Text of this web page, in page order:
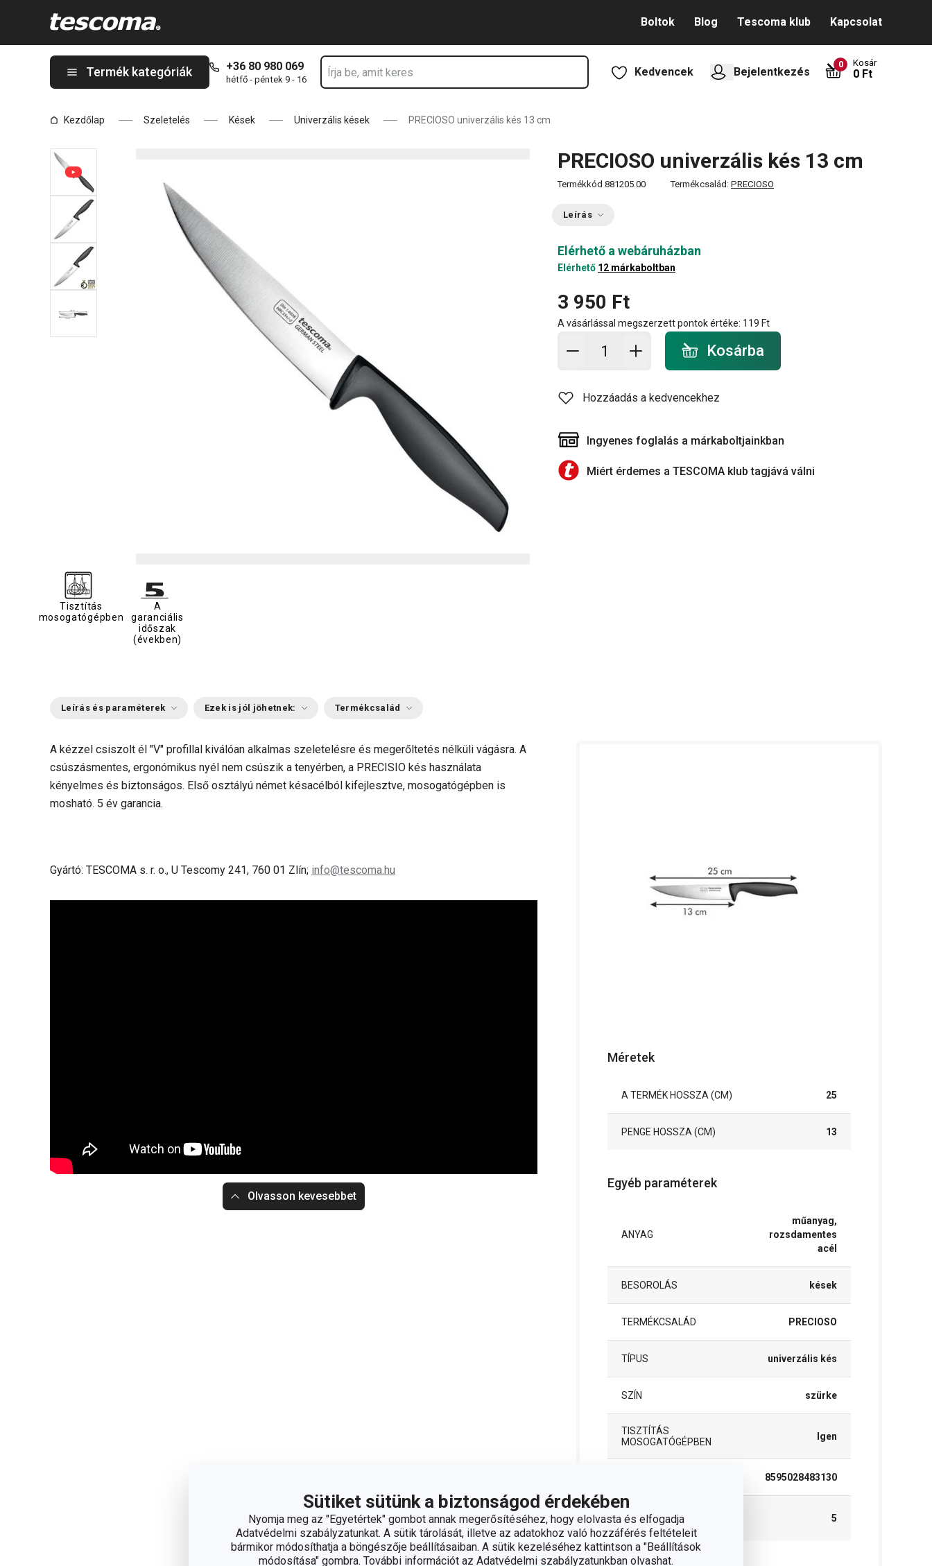
Sütiket sütünk a biztonságod érdekében
Nyomja meg az "Egyetértek" gombot annak megerősítéséhez, hogy elolvasta és elfogadja
Adatvédelmi szabályzatunkat. A sütik tárolását, illetve az adatokhoz való hozzáférés feltételeit
bármikor módosíthatja a böngészője beállításaiban. A sütik kezeléséhez kattintson a "Beállítások
módosítása" gombra. További információt az Adatvédelmi szabályzatunkban olvashat.
Boltok Blog Tescoma klub Kapcsolat
Termék kategóriák +36 80 980 069
hétfő - péntek 9 - 16
Kedvencek Bejelentkezés
0 Kosár
0 Ft
Kezdőlap Szeletelés Kések Univerzális kések PRECIOSO univerzális kés 13 cm
PRECIOSO univerzális kés 13 cm
Termékkód 881205.00 Termékcsalád: PRECIOSO
Leírás
Elérhető a webáruházban
Elérhető 12 márkaboltban
3 950 Ft
A vásárlással megszerzett pontok értéke: 119 Ft
Kosárba - mennyiség
Kosárba
Hozzáadás a kedvencekhez
Ingyenes foglalás a márkaboltjainkban
Miért érdemes a TESCOMA klub tagjává válni
Tisztítás
mosogatógépben
A
garanciális
időszak
(években)
Leírás és paraméterek Ezek is jól jöhetnek: Termékcsalád
A kézzel csiszolt él "V" profillal kiválóan alkalmas szeletelésre és megerőltetés nélküli vágásra. A
csúszásmentes, ergonómikus nyél nem csúszik a tenyérben, a PRECISIO kés használata
kényelmes és biztonságos. Első osztályú német késacélból kifejlesztve, mosogatógépben is
mosható. 5 év garancia.
Gyártó: TESCOMA s. r. o., U Tescomy 241, 760 01 Zlín; info@tescoma.hu
Olvasson kevesebbet
Méretek
A TERMÉK HOSSZA (CM) 25
PENGE HOSSZA (CM) 13
Egyéb paraméterek
ANYAG
műanyag,
rozsdamentes
acél
BESOROLÁS kések
TERMÉKCSALÁD PRECIOSO
TÍPUS univerzális kés
SZÍN szürke
TISZTÍTÁS
MOSOGATÓGÉPBEN
Igen
8595028483130
A GARANCIÁLIS
IDŐSZAK (ÉVEKBEN)
5